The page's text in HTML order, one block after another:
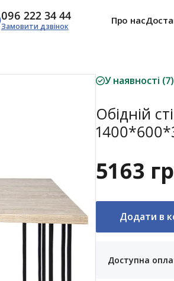
096 222 34 44
Замовити дзвінок
Про нас
У наявності (7)
Обідній
5163
Додати в
Доступна